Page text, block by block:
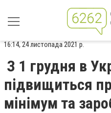
16:14, 24 листопада 2021 р.
З 1 грудня в
підвищиться
мінімум та